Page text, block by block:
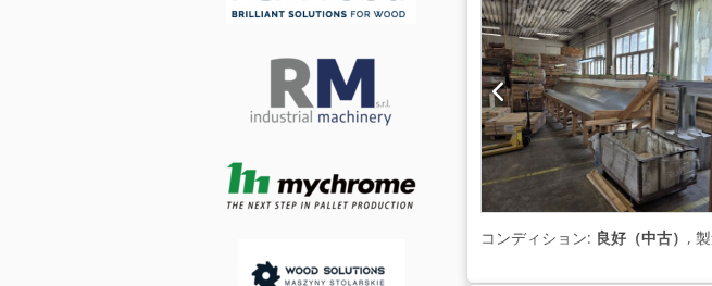
コンディション: 良好（中古） ,